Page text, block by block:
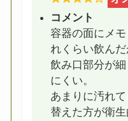
コメント
容器の面にメ
れくらい飲んだ
飲み口部分が
にくい。
あまりに汚れ
替えた方が衛